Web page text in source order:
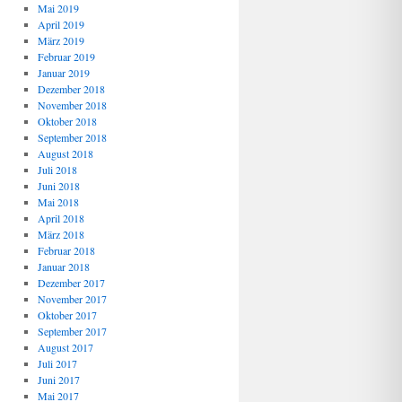
Mai 2019
April 2019
März 2019
Februar 2019
Januar 2019
Dezember 2018
November 2018
Oktober 2018
September 2018
August 2018
Juli 2018
Juni 2018
Mai 2018
April 2018
März 2018
Februar 2018
Januar 2018
Dezember 2017
November 2017
Oktober 2017
September 2017
August 2017
Juli 2017
Juni 2017
Mai 2017